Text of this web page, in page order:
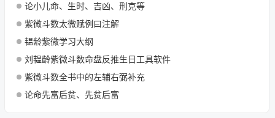
论小儿命、生时、吉凶、刑克等
紫微斗数太微赋例曰注解
韫龄紫微学习大纲
刘韫龄紫微斗数命盘反推生日工具软件
紫微斗数全书中的左辅右弼补充
论命先富后贫、先贫后富